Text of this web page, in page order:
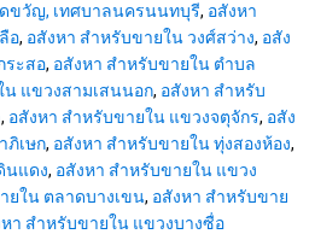
ขวัญ, เทศบาลนครนนทบุรี, อสังหา
อ, อสังหา สำหรับขายใน วงศ์สว่าง, อสัง
ระสอ, อสังหา สำหรับขายใน ตำบล
น แขวงสามเสนนอก, อสังหา สำหรับ
, อสังหา สำหรับขายใน แขวงจตุจักร, อสัง
ภิเษก, อสังหา สำหรับขายใน ทุ่งสองห้อง,
นแดง, อสังหา สำหรับขายใน แขวง
ยใน ตลาดบางเขน, อสังหา สำหรับขาย
หา สำหรับขายใน แขวงบางซื่อ